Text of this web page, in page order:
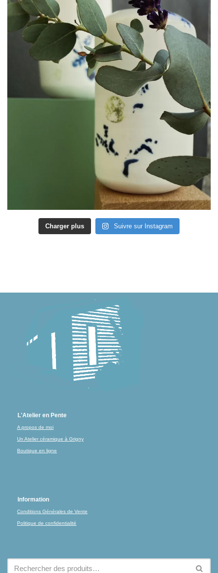
Charger plus Suivre sur Instagram
L'Atelier en Pente
A propos de moi
Un Atelier céramique à Grigny
Boutique en ligne
Information
Conditions Générales de Vente
Politique de confidentialité